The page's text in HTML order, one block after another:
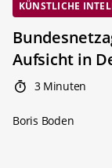
KÜNSTLICHE
Aufsicht in
3 Minuten
Boris Boden